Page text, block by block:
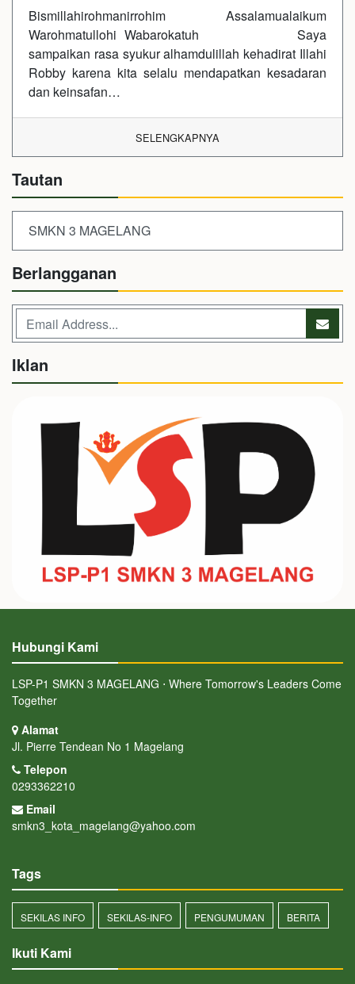
Bismillahirohmanirrohim Assalamualaikum
Warohmatullohi Wabarokatuh Saya
sampaikan rasa syukur alhamdulillah kehadirat Illahi
Robby karena kita selalu mendapatkan kesadaran
dan keinsafan…
SELENGKAPNYA
Tautan
SMKN 3 MAGELANG
Berlangganan
Iklan
Hubungi Kami
LSP-P1 SMKN 3 MAGELANG ⋅ Where Tomorrow's Leaders Come
Together
Alamat
Jl. Pierre Tendean No 1 Magelang
Telepon
0293362210
Email
smkn3_kota_magelang@yahoo.com
Tags
SEKILAS INFO SEKILAS-INFO PENGUMUMAN BERITA
Ikuti Kami